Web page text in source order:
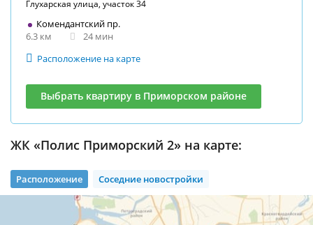
Глухарская улица, участок 34
Комендантский пр.
6.3 км
24 мин
Расположение на карте
Выбрать квартиру в Приморском районе
ЖК «Полис Приморский 2» на карте:
Расположение Соседние новостройки